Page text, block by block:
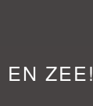
ZEE!